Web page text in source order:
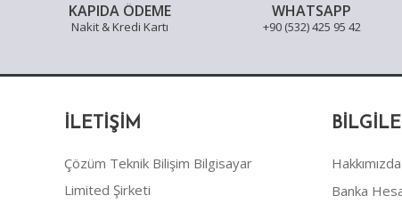
KAPIDA ÖDEME
Nakit & Kredi Kartı
WHATSAPP
+90 (532) 425 95 42
İLETIŞIM
Çözüm Teknik Bilişim Bilgisayar
Limited Şirketi
Hakkımızda
Banka